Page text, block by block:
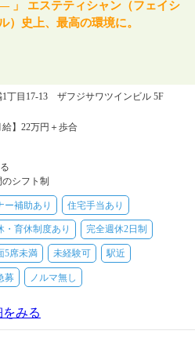
」 エステティシャン（フェイシ
）史上、最高の環境に。
丁目17-13 ザフジサワツインビル 5F
給】22万円＋歩合
シフト制
ー補助あり 住宅手当あり
・育休制度あり 完全週休2日制
5席未満 未経験可 駅近
募 ノルマ無し